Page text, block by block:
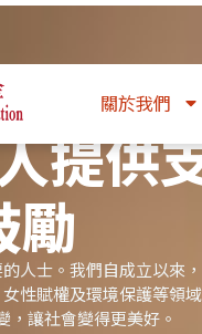
關於我們
使命
提供
勵
人士。我們自成立以來
性賦權及環境保護等領
，讓社會變得更美好。